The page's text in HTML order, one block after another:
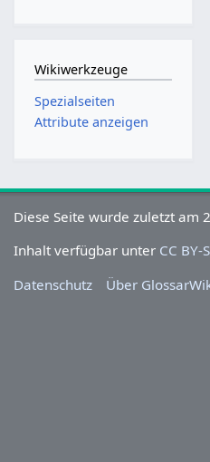
Wikiwerkzeuge
Spezialseiten
Attribute anzeigen
Diese Seite wurde zuletzt am
Inhalt verfügbar unter CC BY-
Datenschutz
Über